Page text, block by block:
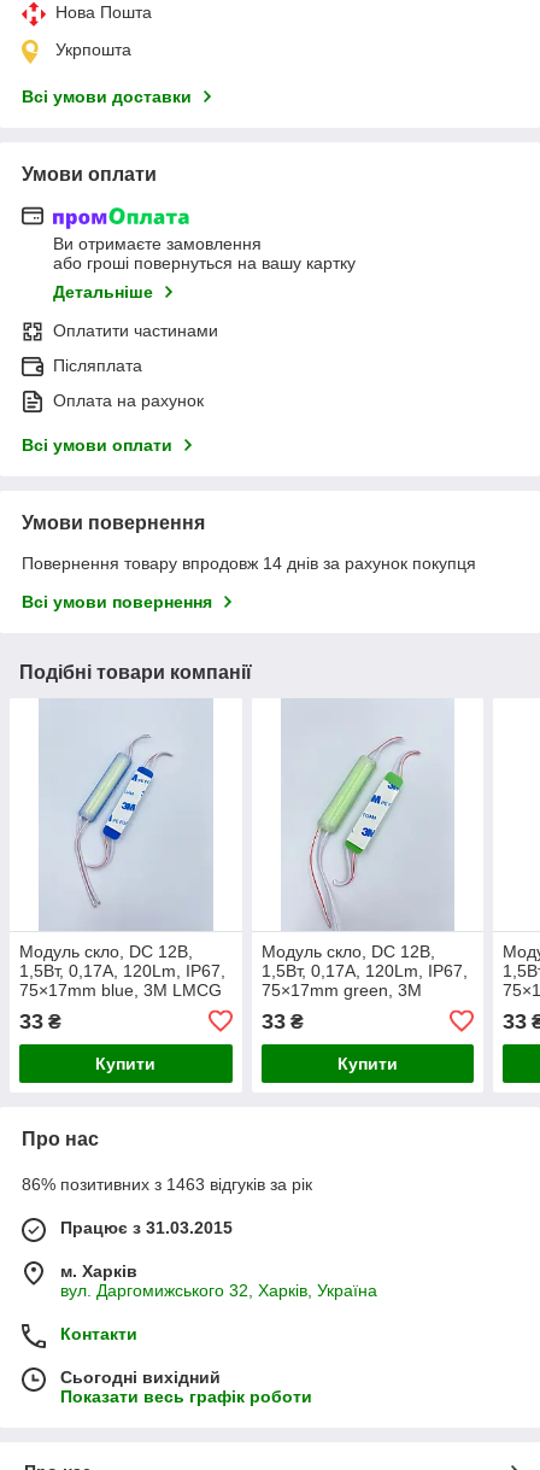
Нова Пошта
Укрпошта
Всі умови доставки
Умови оплати
Ви отримаєте замовлення
або гроші повернуться на вашу картку
Детальніше
Оплатити частинами
Післяплата
Оплата на рахунок
Всі умови оплати
Умови повернення
Повернення товару впродовж 14 днів за рахунок покупця
Всі умови повернення
Подібні товари компанії
Модуль скло, DC 12В,
1,5Вт, 0,17A, 120Lm, IP67,
75×17mm blue, 3M LMCG
33 ₴
Купити
Модуль скло, DC 12В,
1,5Вт, 0,17A, 120Lm, IP67,
75×17mm green, 3M
33₴
Купити
33
Про нас
86% позитивних з 1463 відгуків за рік
Працює з 31.03.2015
м. Харків
вул. Даргомижського 32, Харків, Україна
Контакти
Сьогодні вихідний
Показати весь графік роботи